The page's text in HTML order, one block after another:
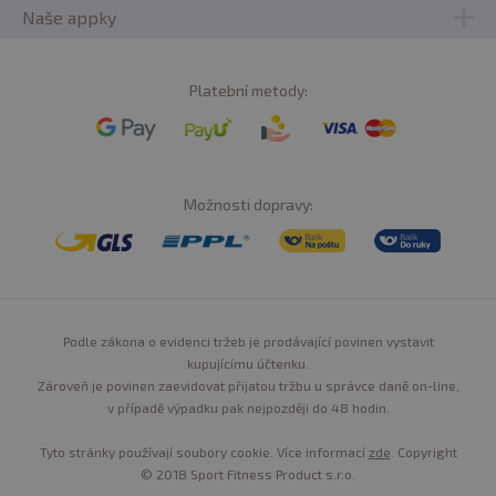
Naše appky
Platební metody:
Možnosti dopravy:
Podle zákona o evidenci tržeb je prodávající povinen vystavit
kupujícímu účtenku.
Zároveň je povinen zaevidovat přijatou tržbu u správce daně on-line,
v případě výpadku pak nejpozději do 48 hodin.
Tyto stránky používají soubory cookie. Více informací zde . Copyright
© 2018 Sport Fitness Product s.r.o.